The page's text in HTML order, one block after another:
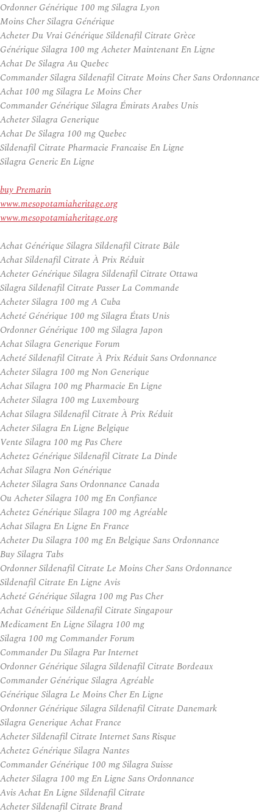
Ordonner Générique 100 mg Silagra Lyon
Moins Cher Silagra Générique
Acheter Du Vrai Générique Sildenafil Citrate Grèce
Générique Silagra 100 mg Acheter Maintenant En Ligne
Achat De Silagra Au Quebec
Commander Silagra Sildenafil Citrate Moins Cher Sans Ordonnance
Achat 100 mg Silagra Le Moins Cher
Commander Générique Silagra Émirats Arabes Unis
Acheter Silagra Generique
Achat De Silagra 100 mg Quebec
Sildenafil Citrate Pharmacie Francaise En Ligne
Silagra Generic En Ligne
buy Premarin
www.mesopotamiaheritage.org
www.mesopotamiaheritage.org
Achat Générique Silagra Sildenafil Citrate Bâle
Achat Sildenafil Citrate À Prix Réduit
Acheter Générique Silagra Sildenafil Citrate Ottawa
Silagra Sildenafil Citrate Passer La Commande
Acheter Silagra 100 mg A Cuba
Acheté Générique 100 mg Silagra États Unis
Ordonner Générique 100 mg Silagra Japon
Achat Silagra Generique Forum
Acheté Sildenafil Citrate À Prix Réduit Sans Ordonnance
Acheter Silagra 100 mg Non Generique
Achat Silagra 100 mg Pharmacie En Ligne
Acheter Silagra 100 mg Luxembourg
Achat Silagra Sildenafil Citrate À Prix Réduit
Acheter Silagra En Ligne Belgique
Vente Silagra 100 mg Pas Chere
Achetez Générique Sildenafil Citrate La Dinde
Achat Silagra Non Générique
Acheter Silagra Sans Ordonnance Canada
Ou Acheter Silagra 100 mg En Confiance
Achetez Générique Silagra 100 mg Agréable
Achat Silagra En Ligne En France
Acheter Du Silagra 100 mg En Belgique Sans Ordonnance
Buy Silagra Tabs
Ordonner Sildenafil Citrate Le Moins Cher Sans Ordonnance
Sildenafil Citrate En Ligne Avis
Acheté Générique Silagra 100 mg Pas Cher
Achat Générique Sildenafil Citrate Singapour
Medicament En Ligne Silagra 100 mg
Silagra 100 mg Commander Forum
Commander Du Silagra Par Internet
Ordonner Générique Silagra Sildenafil Citrate Bordeaux
Commander Générique Silagra Agréable
Générique Silagra Le Moins Cher En Ligne
Ordonner Générique Silagra Sildenafil Citrate Danemark
Silagra Generique Achat France
Acheter Sildenafil Citrate Internet Sans Risque
Achetez Générique Silagra Nantes
Commander Générique 100 mg Silagra Suisse
Acheter Silagra 100 mg En Ligne Sans Ordonnance
Avis Achat En Ligne Sildenafil Citrate
Acheter Sildenafil Citrate Brand